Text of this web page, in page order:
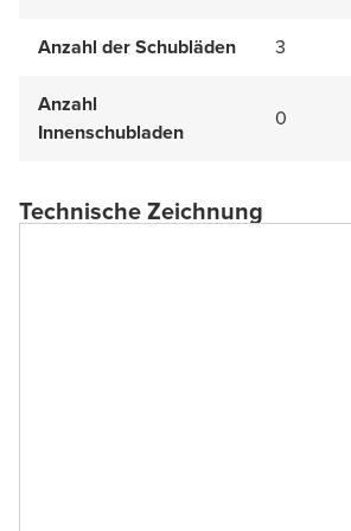
Anzahl der Schubläden 3
Anzahl
Innenschubladen
0
Technische Zeichnung